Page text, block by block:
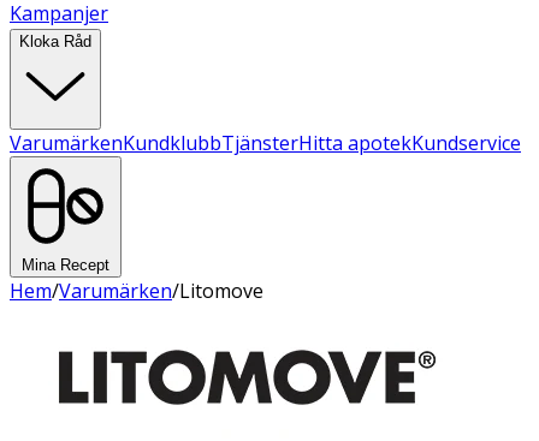
Kampanjer
Kloka Råd
VarumärkenKundklubbTjänsterHitta apotekKundservice
Mina Recept
Hem/Varumärken/Litomove